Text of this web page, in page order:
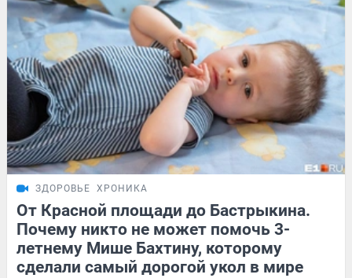
ЗДОРОВЬЕ ХРОНИКА
От Красной площади до Бастрыкина.
Почему никто не может помочь 3-
летнему Мише Бахтину, которому
сделали самый дорогой укол в мире